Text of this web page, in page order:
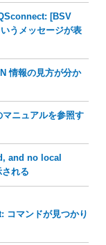
[BSV
うメッセージが表
情報の見方が分か
ニュアルを参照す
and no local
れる
マンドが見つかり